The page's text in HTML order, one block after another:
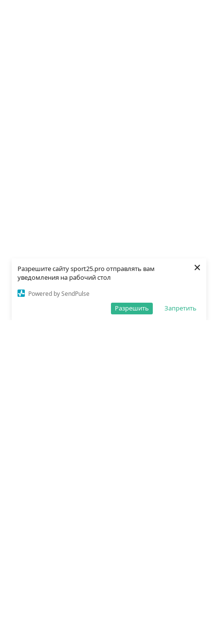
Разрешите сайту sport25.pro отправлять вам
уведомления на рабочий стол
Powered by SendPulse
Запретить
Разрешить
×